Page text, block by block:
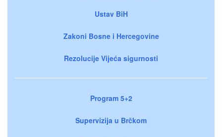
Ustav BiH
Zakoni Bosne i Hercegovine
Rezolucije Vijeća sigurnosti
Program 5+2
Supervizija u Brčkom